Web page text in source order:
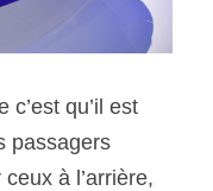
c’est qu’il est
passagers
à l’arrière,